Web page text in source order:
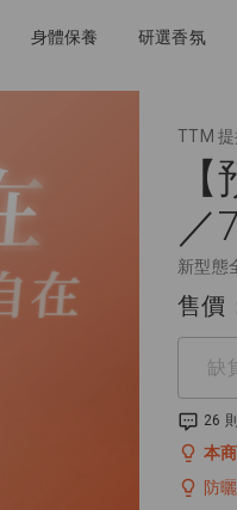
身體保養 研選香氛
TTM
／
新型態
售價
缺
26
本
防